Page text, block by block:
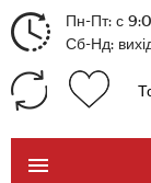
Пн-Пт: с
Сб-Нд: